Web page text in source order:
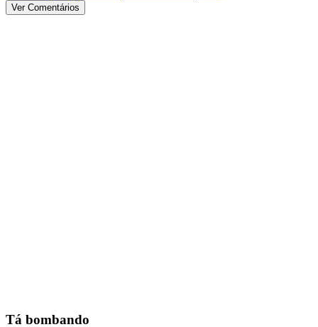
Ver Comentários
Tá bombando